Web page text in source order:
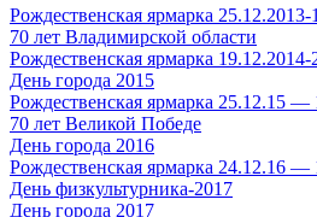
Рождественская ярмарка 25.12.2013-
70 лет Владимирской области
Рождественская ярмарка 19.12.2014-
День города 2015
Рождественская ярмарка 25.12.15 —
70 лет Великой Победе
День города 2016
Рождественская ярмарка 24.12.16 —
День физкультурника-2017
День города 2017